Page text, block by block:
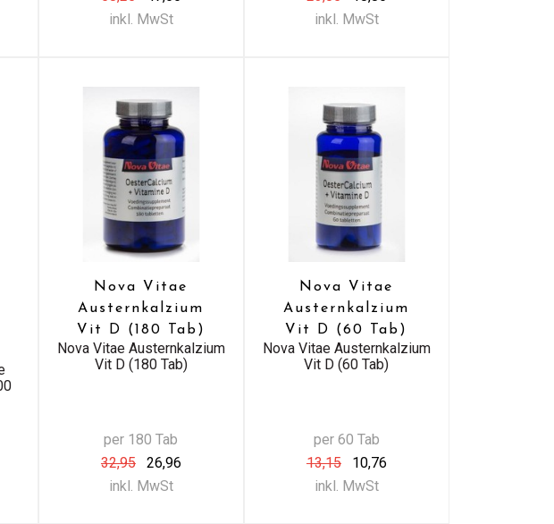
inkl. MwSt
inkl. MwSt
Nova Vitae
Austernkalzium
Vit D (180 Tab)
Nova Vitae Austernkalzium
Vit D (180 Tab)
per 180 Tab
32,95
26,96
inkl. MwSt
Nova Vitae
Austernkalzium
Vit D (60 Tab)
Nova Vitae Austernkalzium
Vit D (60 Tab)
per 60 Tab
13,15
10,76
inkl. MwSt